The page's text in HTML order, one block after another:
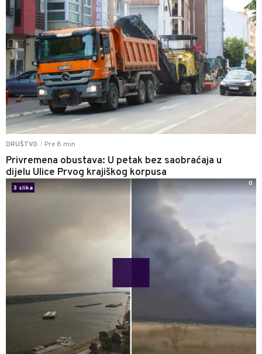
DRUŠTVO Pre 8 min
Privremena obustava: U petak bez saobraćaja u
dijelu Ulice Prvog krajiškog korpusa
3 slika
0